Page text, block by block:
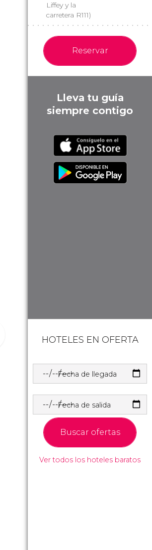
Liffey y la
carretera R111)
Reservar
Lleva tu guía
siempre contigo
HOTELES EN OFERTA
Fecha de llegada
Fecha de salida
Buscar ofertas
Ver todos los hoteles baratos